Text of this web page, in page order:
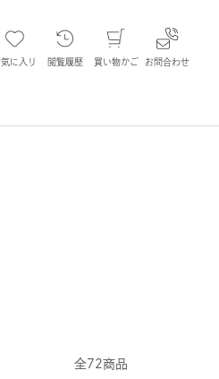
気に入り 閲覧履歴 買い物かご お問合わせ
全72商品